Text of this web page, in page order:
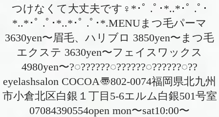
つけなくて大丈夫です‍♀️*･ﾟ .ﾟ･*..*･ﾟ .ﾟ･
*..*･ﾟ .ﾟ･*..*･ﾟ .ﾟ･*.MENUまつ毛パーマ
3630yen〜眉毛、ハリブロ 3850yen〜まつ毛
エクステ 3630yen〜フェイスワックス
4980yen〜?◌??????◌??????◌??????◌??
eyelashsalon COCOA〠802-0074福岡県北九州
市小倉北区白銀１丁目5-6エルム白銀501号室︎
07084390554open mon〜sat10:00〜